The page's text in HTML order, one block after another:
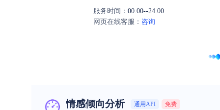
服务时间： 00:00--24:00
网页在线客服： 咨询
情感倾向分析 通用API 免费